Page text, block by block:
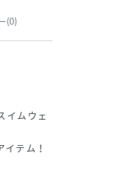
(0)
イムウェ
テム！